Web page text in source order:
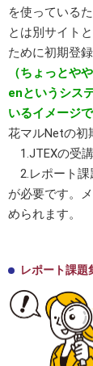
を使っている
とは別サイト
ために初期登
（ちょっとや
enというシス
いるイメージで
花マルNetの初
1.JTEXの受
2.レポート課
が必要です。
められます。
レポート課題